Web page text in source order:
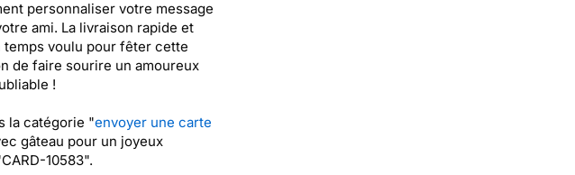
personnaliser votre message
ami. La livraison rapide et
voulu pour fêter cette
de faire sourire un amoureux
!
la catégorie "envoyer une carte
gâteau pour un joyeux
10583".